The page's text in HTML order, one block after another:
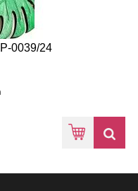
0039/24